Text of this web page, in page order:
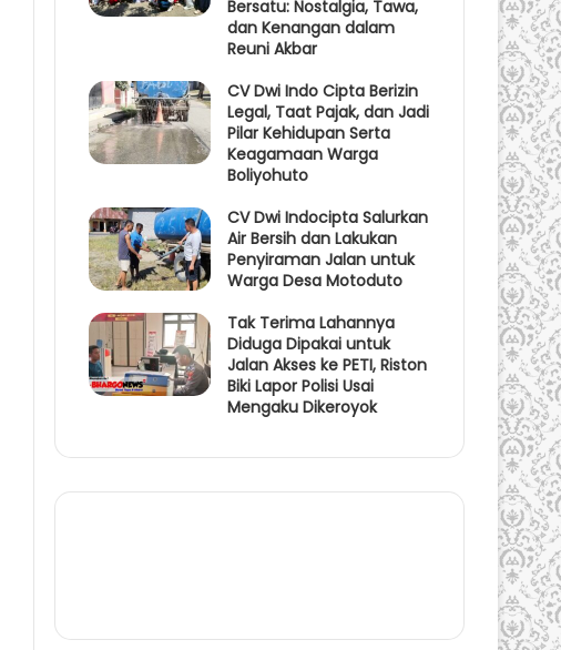
Bersatu: Nostalgia, Tawa,
dan Kenangan dalam
Reuni Akbar
CV Dwi Indo Cipta Berizin
Legal, Taat Pajak, dan Jadi
Pilar Kehidupan Serta
Keagamaan Warga
Boliyohuto
CV Dwi Indocipta Salurkan
Air Bersih dan Lakukan
Penyiraman Jalan untuk
Warga Desa Motoduto
Tak Terima Lahannya
Diduga Dipakai untuk
Jalan Akses ke PETI, Riston
Biki Lapor Polisi Usai
Mengaku Dikeroyok